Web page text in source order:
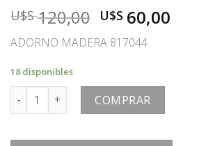
U$S120,00 El
precio
original
U$S
120,00.
U$S 60,00
ADORNO MADERA 817044
18 disponibles
ADORNO cantidadCOMPRAR